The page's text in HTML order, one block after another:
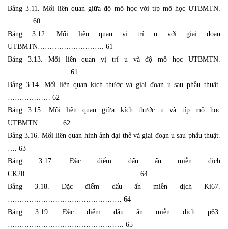
Bảng 3.11. Mối liên quan giữa độ mô học với típ mô học UTBMTN.
………. 60
Bảng 3.12. Mối liên quan vị trí u với giai đoạn
UTBMTN………………………. 61
Bảng 3.13. Mối liên quan vị trí u và độ mô học UTBMTN.
…………………….. 61
Bảng 3.14. Mối liên quan kích thước và giai đoạn u sau phẫu thuật.
……………… 62
Bảng 3.15. Mối liên quan giữa kích thước u và típ mô học
UTBMTN………. 62
Bảng 3.16. Mối liên quan hình ảnh đại thể và giai đoạn u sau phẫu thuật.
…. 63
Bảng 3.17. Đặc điểm dấu ấn miễn dịch
CK20………………………………………… 64
Bảng 3.18. Đặc điểm dấu ấn miễn dịch Ki67.
………………………………………… 64
Bảng 3.19. Đặc điểm dấu ấn miễn dịch p63.
…………………………………………. 65